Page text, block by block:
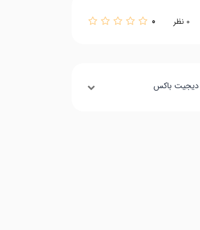
0 نظر 0
دیجیت باکس